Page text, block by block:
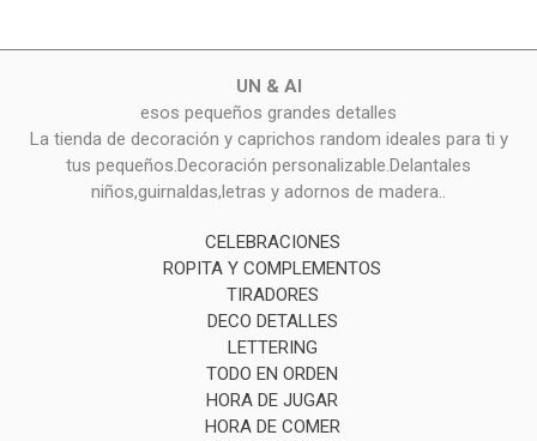
UN & AI
esos pequeños grandes detalles
La tienda de decoración y caprichos random ideales para ti y
tus pequeños.Decoración personalizable.Delantales
niños,guirnaldas,letras y adornos de madera..
CELEBRACIONES
ROPITA Y COMPLEMENTOS
TIRADORES
DECO DETALLES
LETTERING
TODO EN ORDEN
HORA DE JUGAR
HORA DE COMER